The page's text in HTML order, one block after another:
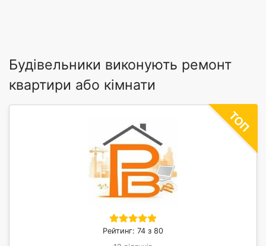
Будівельники виконують ремонт
квартири або кімнати
Рейтинг: 74 з 80